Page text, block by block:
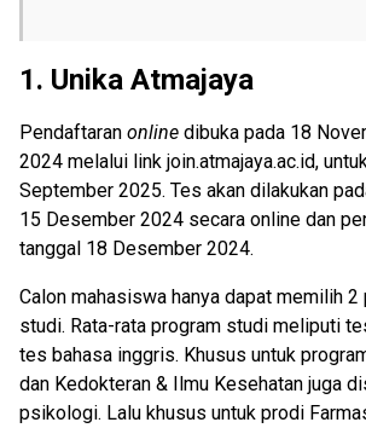
1. Unika Atmajaya
Pendaftaran online dibuka pada 18
2024 melalui link join.atmajaya.ac.id,
September 2025. Tes akan dilakukan
15 Desember 2024 secara online dan
tanggal 18 Desember 2024.
Calon mahasiswa hanya dapat memilih 2
studi. Rata-rata program studi meliputi
tes bahasa inggris. Khusus untuk
dan Kedokteran & Ilmu Kesehatan juga
psikologi. Lalu khusus untuk prodi